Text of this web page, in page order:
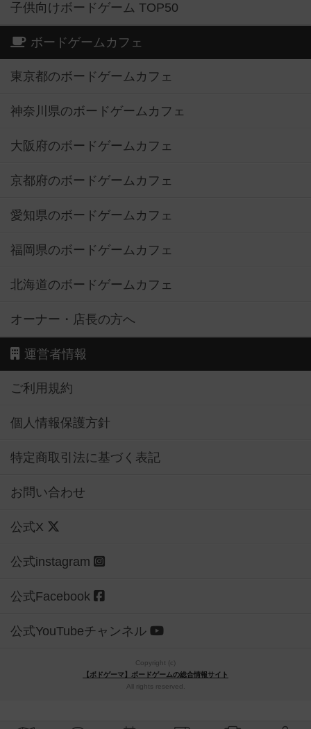
子供向けボードゲーム TOP50
ボードゲームカフェ
東京都のボードゲームカフェ
神奈川県のボードゲームカフェ
大阪府のボードゲームカフェ
京都府のボードゲームカフェ
愛知県のボードゲームカフェ
福岡県のボードゲームカフェ
北海道のボードゲームカフェ
オーナー・店長の方へ
運営者情報
ご利用規約
個人情報保護方針
特定商取引法に基づく表記
お問い合わせ
公式X
公式instagram
公式Facebook
公式YouTubeチャンネル
Copyright (c)
【ボドゲーマ】ボードゲームの総合情報サイト
All rights reserved.